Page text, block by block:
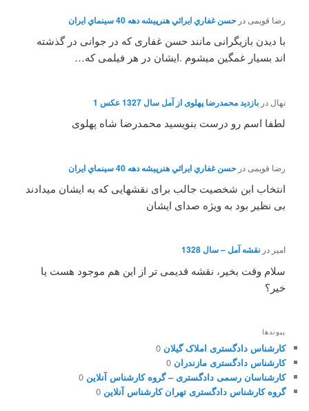
رضا قویمی درحسن غفاري ايرائي هنرپيشه دهه 40 سينماي ايران
با دیدن بازیگرانی مانند حسن غفاری که در جوانی در گذشته
اند بسیار غمگین میشوم .ایشان در هر فیلمی که…
نهال دربازدید محمدرضا پهلوی از آمل سال 1327 عکس 1
لطفا اسم رو درست بنویسید محمدرضا شاه پهلوی
رضا قویمی درحسن غفاري ايرائي هنرپيشه دهه 40 سينماي ايران
انتخاب ابن شخصیت جالب برای نقشهایی که به ایشان میدادند
بی نظیر بود به ویژه صدای ایشان
امیر درنقشه آمل – سال 1328
سلام وقت بخیر، نقشه قدیمی تر از این هم موجود هست یا
خیر؟
پیوندها
کارشناس دادگستری املاک گیلان 0
کارشناس دادگستری مازندران 0
کارشناسان رسمی دادگستری – گروه کارشناس آنلاین 0
گروه کارشناس دادگستری تهران کارشناس آنلاین 0